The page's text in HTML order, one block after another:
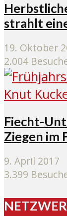
strahlt
19. Oktober
2.004
Fiecht-
Ziegen im
9. April 2017
3.399